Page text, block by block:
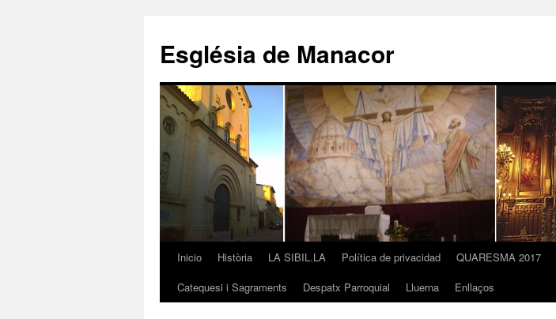
contenido
Església de Manacor
Inicio Història LA SIBIL.LA Política de privacidad QUARESMA 2017
Catequesi i Sagraments
Despatx Parroquial Lluerna Enllaços